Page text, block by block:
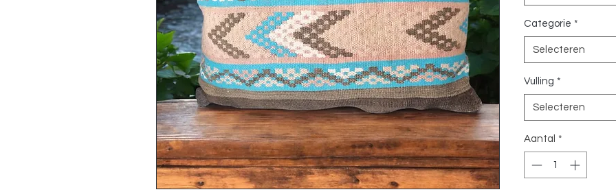
Categorie *
Selecteren
Vulling *
Selecteren
Aantal *